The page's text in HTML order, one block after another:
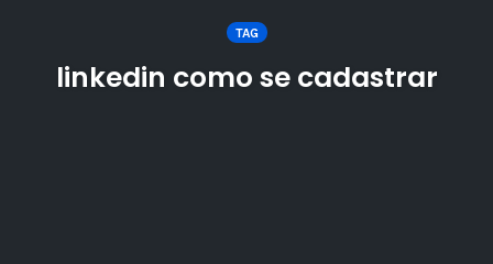
TAG
linkedin como se cadastrar